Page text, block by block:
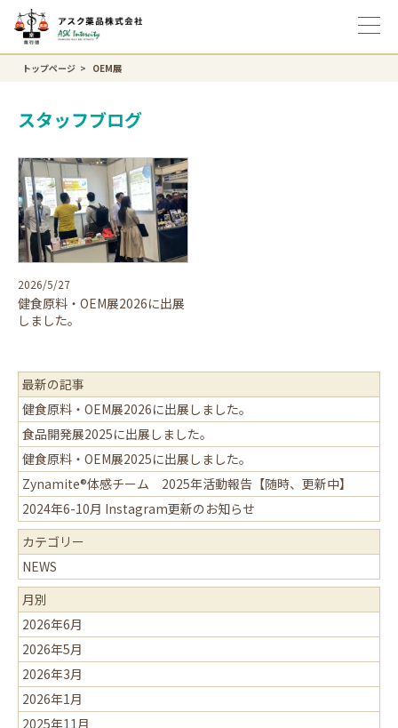
トップページ OEM展
スタッフブログ
2026/5/27
健食原料・OEM展2026に出展
しました。
最新の記事
健食原料・OEM展2026に出展しました。
食品開発展2025に出展しました。
健食原料・OEM展2025に出展しました。
Zynamite®体感チーム 2025年活動報告【随時、更新中】
2024年6-10月 Instagram更新のお知らせ
カテゴリー
NEWS
月別
2026年6月
2026年5月
2026年3月
2026年1月
2025年11月